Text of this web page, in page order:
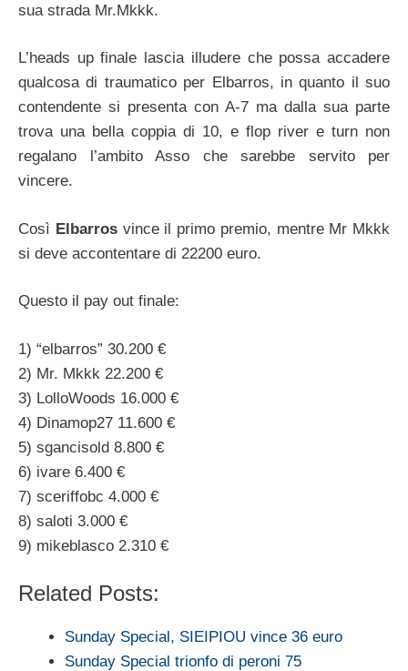
sua strada Mr.Mkkk.
L’heads up finale lascia illudere che possa accadere
qualcosa di traumatico per Elbarros, in quanto il suo
contendente si presenta con A-7 ma dalla sua parte
trova una bella coppia di 10, e flop river e turn non
regalano l’ambito Asso che sarebbe servito per
vincere.
Così Elbarros vince il primo premio, mentre Mr Mkkk
si deve accontentare di 22200 euro.
Questo il pay out finale:
1) “elbarros” 30.200 €
2) Mr. Mkkk 22.200 €
3) LolloWoods 16.000 €
4) Dinamop27 11.600 €
5) sgancisold 8.800 €
6) ivare 6.400 €
7) sceriffobc 4.000 €
8) saloti 3.000 €
9) mikeblasco 2.310 €
Related Posts:
Sunday Special, SIEIPIOU vince 36 euro
Sunday Special trionfo di peroni 75